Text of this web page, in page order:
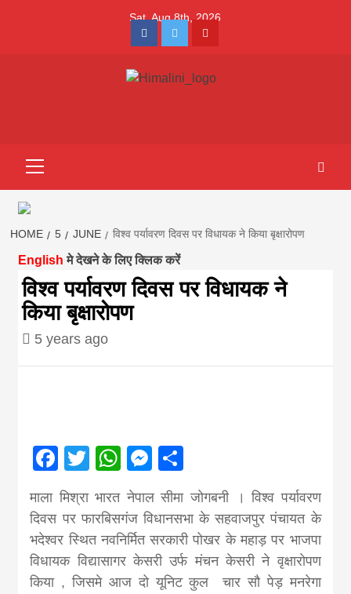
Sat. Aug 8th, 2026
FacebookTwitterYoutube
hindi
||madhesh
first hindi
magazine of
news in hindi
from
HOME 5 JUNE विश्व पर्यावरण दिवस पर विधायक ने किया बृक्षारोपण
English मे देखने के लिए क्लिक करें
विश्व पर्यावरण दिवस पर विधायक ने
किया बृक्षारोपण
5 years ago
Facebook
TwitterWhatsApp
Messenger
माला मिश्रा भारत नेपाल सीमा जोगबनी । विश्व पर्यावरण
दिवस पर फारबिसगंज विधानसभा के सहवाजपुर पंचायत के
भदेश्वर स्थित नवनिर्मित सरकारी पोखर के महाड़ पर भाजपा
विधायक विद्यासागर केसरी उर्फ मंचन केसरी ने वृक्षारोपण
किया , जिसमे आज दो यूनिट कुल चार सौ पेड़ मनरेगा